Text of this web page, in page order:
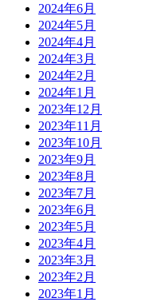
2024年6月
2024年5月
2024年4月
2024年3月
2024年2月
2024年1月
2023年12月
2023年11月
2023年10月
2023年9月
2023年8月
2023年7月
2023年6月
2023年5月
2023年4月
2023年3月
2023年2月
2023年1月